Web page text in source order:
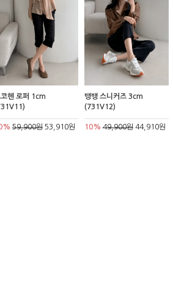
헨 로퍼 1cm
59,900원53,910원
뱅뱅 스니커즈 3cm
(731V12)
10% 49,900원44,910원